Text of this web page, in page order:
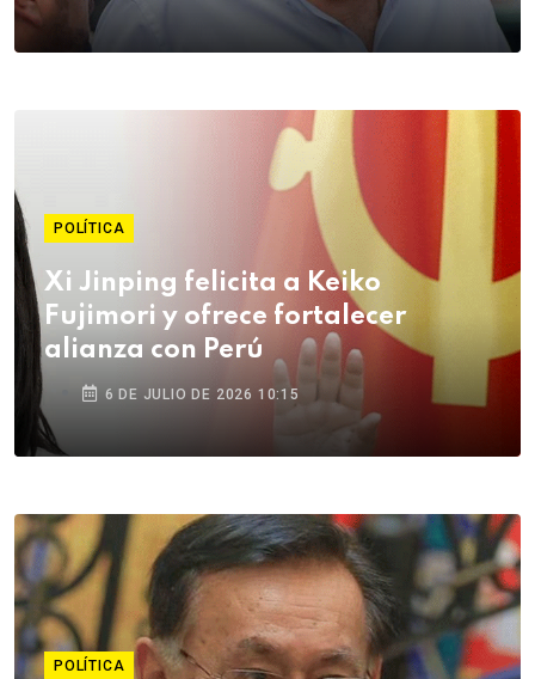
POLÍTICA
Xi Jinping felicita a Keiko
Fujimori y ofrece fortalecer
alianza con Perú
6 DE JULIO DE 2026 10:15
POLÍTICA